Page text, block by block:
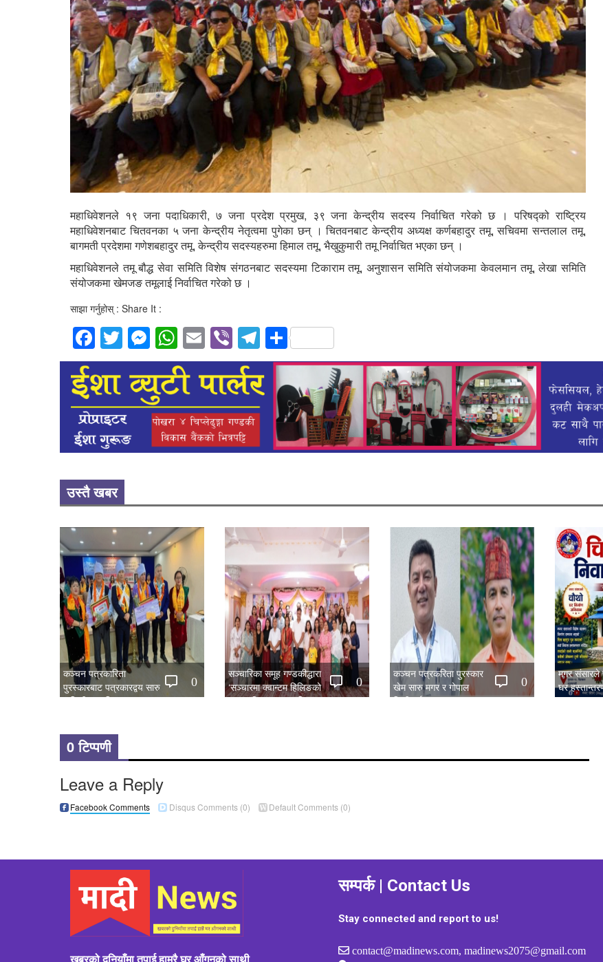
महाधिवेशनले १९ जना पदाधिकारी, ७ जना प्रदेश प्रमुख, ३९ जना केन्द्रीय सदस्य निर्वाचित गरेको छ । परिषद्को राष्ट्रिय
महाधिवेशनबाट चितवनका ५ जना केन्द्रीय नेतृत्वमा पुगेका छन् । चितवनबाट केन्द्रीय अध्यक्ष कर्णबहादुर तमू, सचिवमा सन्तलाल तमू,
बागमती प्रदेशमा गणेशबहादुर तमू, केन्द्रीय सदस्यहरुमा हिमाल तमू, भैखुकुमारी तमू निर्वाचित भएका छन् ।
महाधिवेशनले तमू बौद्ध सेवा समिति विशेष संगठनबाट सदस्यमा टिकाराम तमू, अनुशासन समिति संयोजकमा केवलमान तमू, लेखा समिति
संयोजकमा खेमजङ तमूलाई निर्वाचित गरेको छ ।
साझा गर्नुहोस् : Share It :
Facebook
Twitter
Messenger
WhatsApp
EmailViberTelegram
Share
उस्तै खबर
0
कञ्चन पत्रकारिता
पुरस्कारबाट पत्रकारद्वय सारु
र जिटी सम्मानित
0
सञ्चारिका समूह गण्डकीद्धारा
‘सञ्चारमा क्वान्टम हिलिङको
महत्त्व’ विषयक अन्तरक्रिया सम्पन्न
0
कञ्चन पत्रकरिता पुरस्कार
खेम सारु मगर र गोपाल
जिटीलाई
मगर संसारले
घर
0 टिप्पणी
Leave a Reply
Facebook Comments Disqus Comments(0) Default Comments (0)
सम्पर्क | Contact Us
Stay connected and report to us!
contact@madinews.com, madinews2075@gmail.com